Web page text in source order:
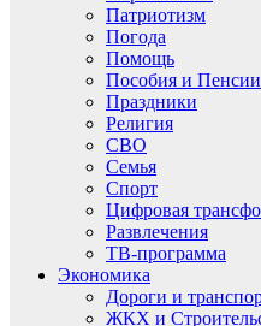
Патриотизм
Погода
Помощь
Пособия и Пенсии
Праздники
Религия
СВО
Семья
Спорт
Цифровая
Развлечения
ТВ-программа
Экономика
Дороги и
ЖКХ и